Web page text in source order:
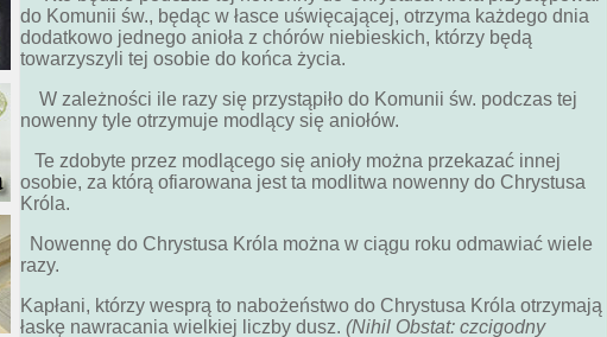
do Komunii św., będąc w łasce uświęcającej, otrzyma każdego dnia
dodatkowo jednego anioła z chórów niebieskich, którzy będą
towarzyszyli tej osobie do końca życia.
W zależności ile razy się przystąpiło do Komunii św. podczas tej
nowenny tyle otrzymuje modlący się aniołów.
Te zdobyte przez modlącego się anioły można przekazać innej
osobie, za którą ofiarowana jest ta modlitwa nowenny do Chrystusa
Króla.
Nowennę do Chrystusa Króla można w ciągu roku odmawiać wiele
razy.
Kapłani, którzy wesprą to nabożeństwo do Chrystusa Króla otrzymają
łaskę nawracania wielkiej liczby dusz. (Nihil Obstat: czcigodny